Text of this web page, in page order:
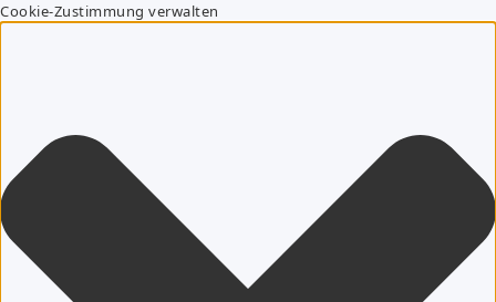
Cookie-Zustimmung verwalten